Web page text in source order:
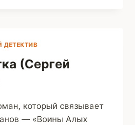
ДЕТЕКТИВ
(Сергей
который связывает
— «Воины Алых